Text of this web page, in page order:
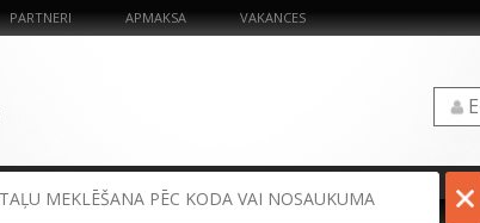
PARTNERI APMAKSA VAKANCES